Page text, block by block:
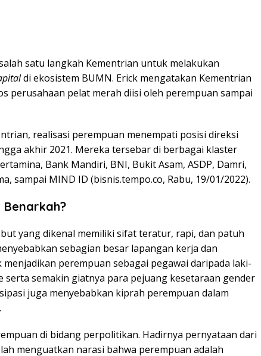
satu langkah Kementrian untuk melakukan
di ekosistem BUMN. Erick mengatakan Kementrian
perusahaan pelat merah diisi oleh perempuan sampai
realisasi perempuan menempati posisi direksi
akhir 2021. Mereka tersebar di berbagai klaster
Bank Mandiri, BNI, Bukit Asam, ASDP, Damri,
sampai MIND ID (bisnis.tempo.co, Rabu, 19/01/2022).
yang dikenal memiliki sifat teratur, rapi, dan patuh
sebagian besar lapangan kerja dan
perempuan sebagai pegawai daripada laki-
serta semakin giatnya para pejuang kesetaraan gender
juga menyebabkan kiprah perempuan dalam
di bidang perpolitikan. Hadirnya pernyataan dari
menguatkan narasi bahwa perempuan adalah